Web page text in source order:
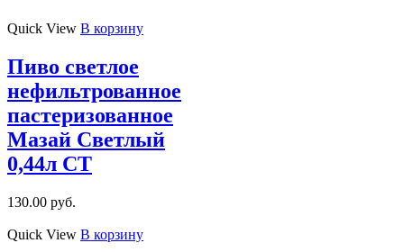
Quick View В корзину
Пиво светлое
нефильтрованное
пастеризованное
Мазай Светлый
0,44л СТ
130.00 руб.
Quick View В корзину